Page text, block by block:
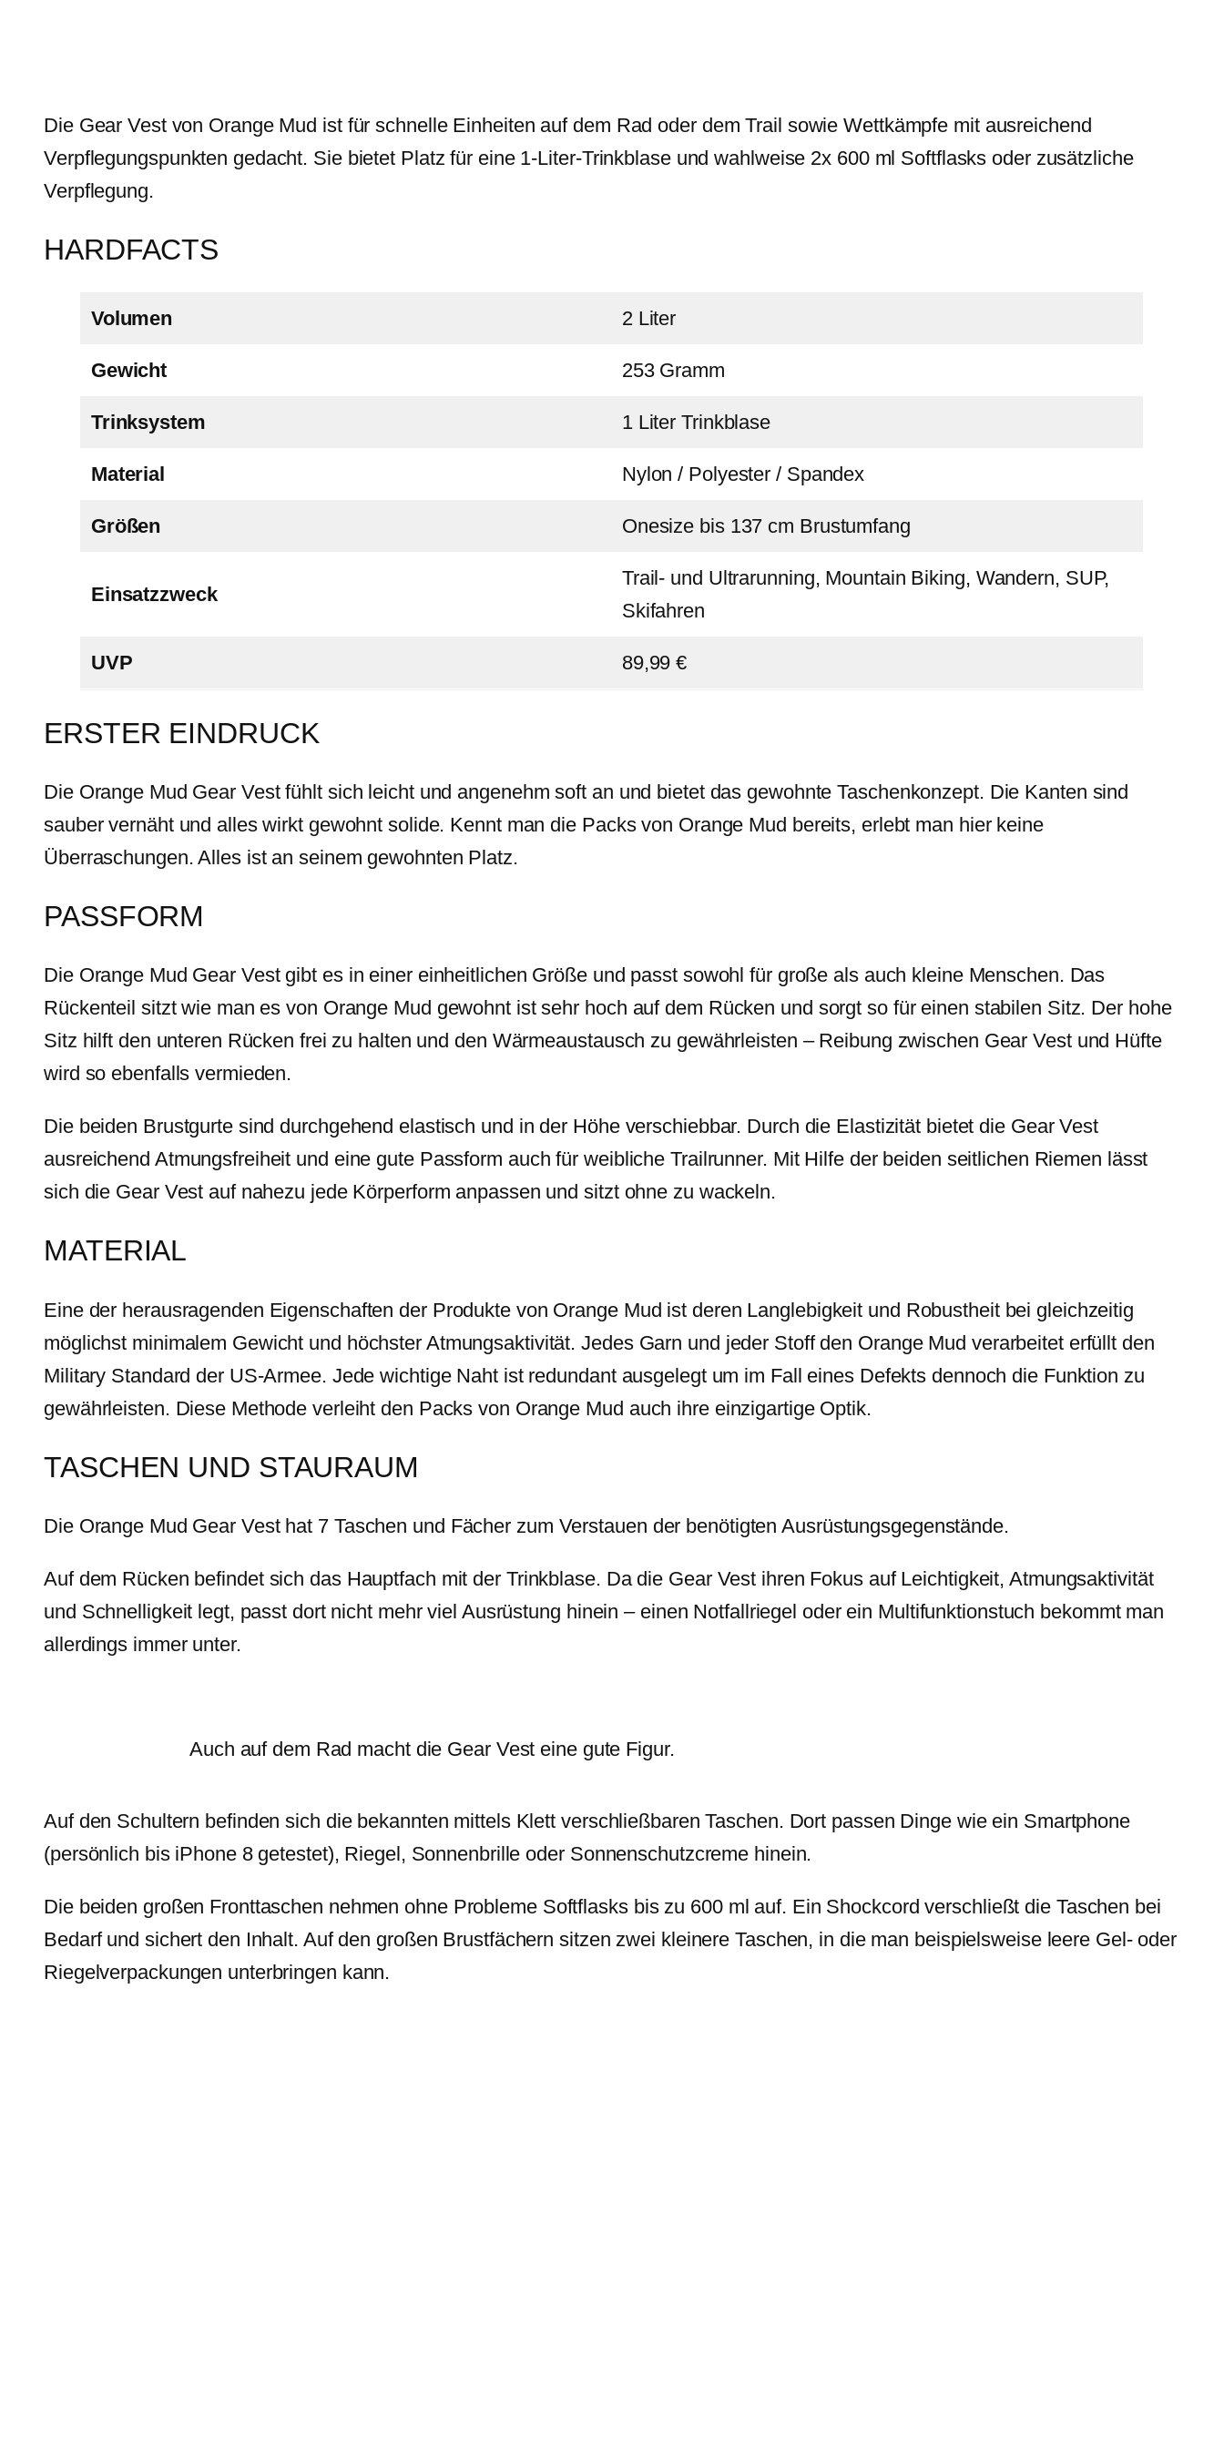
Die Gear Vest von Orange Mud ist für schnelle Einheiten auf dem Rad oder dem Trail sowie Wettkämpfe mit ausreichend
Verpflegungspunkten gedacht. Sie bietet Platz für eine 1-Liter-Trinkblase und wahlweise 2x 600 ml Softflasks oder zusätzliche
Verpflegung.
HARDFACTS
Volumen 2 Liter
Gewicht 253 Gramm
Trinksystem 1 Liter Trinkblase
Material Nylon / Polyester / Spandex
Größen Onesize bis 137 cm Brustumfang
Einsatzzweck
Trail- und Ultrarunning, Mountain Biking, Wandern, SUP,
Skifahren
UVP 89,99 €
ERSTER EINDRUCK
Die Orange Mud Gear Vest fühlt sich leicht und angenehm soft an und bietet das gewohnte Taschenkonzept. Die Kanten sind
sauber vernäht und alles wirkt gewohnt solide. Kennt man die Packs von Orange Mud bereits, erlebt man hier keine
Überraschungen. Alles ist an seinem gewohnten Platz.
PASSFORM
Die Orange Mud Gear Vest gibt es in einer einheitlichen Größe und passt sowohl für große als auch kleine Menschen. Das
Rückenteil sitzt wie man es von Orange Mud gewohnt ist sehr hoch auf dem Rücken und sorgt so für einen stabilen Sitz. Der hohe
Sitz hilft den unteren Rücken frei zu halten und den Wärmeaustausch zu gewährleisten – Reibung zwischen Gear Vest und Hüfte
wird so ebenfalls vermieden.
Die beiden Brustgurte sind durchgehend elastisch und in der Höhe verschiebbar. Durch die Elastizität bietet die Gear Vest
ausreichend Atmungsfreiheit und eine gute Passform auch für weibliche Trailrunner. Mit Hilfe der beiden seitlichen Riemen lässt
sich die Gear Vest auf nahezu jede Körperform anpassen und sitzt ohne zu wackeln.
MATERIAL
Eine der herausragenden Eigenschaften der Produkte von Orange Mud ist deren Langlebigkeit und Robustheit bei gleichzeitig
möglichst minimalem Gewicht und höchster Atmungsaktivität. Jedes Garn und jeder Stoff den Orange Mud verarbeitet erfüllt den
Military Standard der US-Armee. Jede wichtige Naht ist redundant ausgelegt um im Fall eines Defekts dennoch die Funktion zu
gewährleisten. Diese Methode verleiht den Packs von Orange Mud auch ihre einzigartige Optik.
TASCHEN UND STAURAUM
Die Orange Mud Gear Vest hat 7 Taschen und Fächer zum Verstauen der benötigten Ausrüstungsgegenstände.
Auf dem Rücken befindet sich das Hauptfach mit der Trinkblase. Da die Gear Vest ihren Fokus auf Leichtigkeit, Atmungsaktivität
und Schnelligkeit legt, passt dort nicht mehr viel Ausrüstung hinein – einen Notfallriegel oder ein Multifunktionstuch bekommt man
allerdings immer unter.
Auch auf dem Rad macht die Gear Vest eine gute Figur.
Auf den Schultern befinden sich die bekannten mittels Klett verschließbaren Taschen. Dort passen Dinge wie ein Smartphone
(persönlich bis iPhone 8 getestet), Riegel, Sonnenbrille oder Sonnenschutzcreme hinein.
Die beiden großen Fronttaschen nehmen ohne Probleme Softflasks bis zu 600 ml auf. Ein Shockcord verschließt die Taschen bei
Bedarf und sichert den Inhalt. Auf den großen Brustfächern sitzen zwei kleinere Taschen, in die man beispielsweise leere Gel- oder
Riegelverpackungen unterbringen kann.